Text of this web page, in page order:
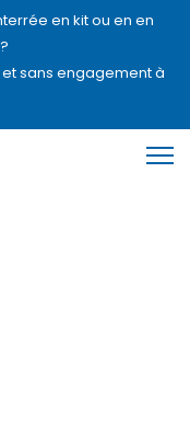
en kit ou en en
sans engagement à